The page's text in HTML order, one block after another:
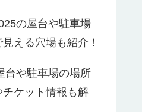
の屋台や駐車場
える穴場も紹介！
台や駐車場の場所
ケット情報も解